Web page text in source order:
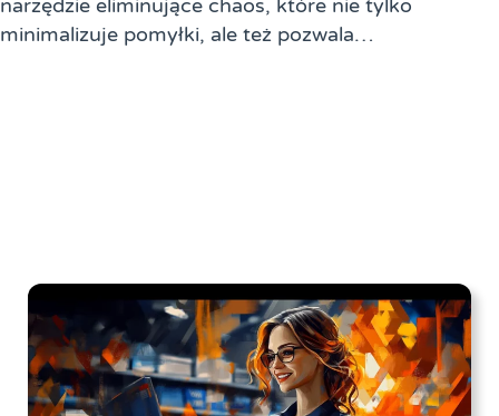
narzędzie eliminujące chaos, które nie tylko
minimalizuje pomyłki, ale też pozwala…